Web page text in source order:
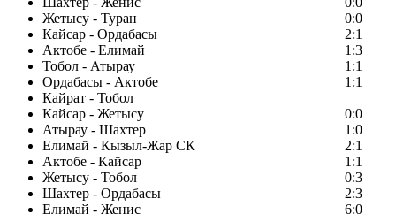
Жетысу - Туран
0:0
Кайсар - Ордабасы
2:1
Актобе - Елимай
1:3
Тобол - Атырау
1:1
Ордабасы - Актобе
1:1
Кайрат - Тобол
Кайсар - Жетысу
0:0
Атырау - Шахтер
1:0
Елимай - Кызыл-Жар СК
2:1
Актобе - Кайсар
1:1
Жетысу - Тобол
0:3
Шахтер - Ордабасы
2:3
Елимай - Женис
6:0